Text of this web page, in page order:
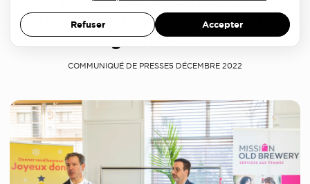
d'itinérance grâce aux Murs de la
gentillesse
COMMUNIQUÉ DE PRESSE5 DÉCEMBRE 2022
Refuser Accepter